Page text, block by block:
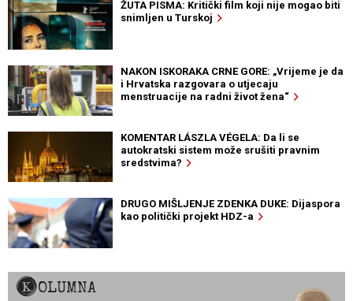
ŽUTA PISMA: Kritički film koji nije mogao biti
snimljen u Turskoj
NAKON ISKORAKA CRNE GORE: „Vrijeme je da
i Hrvatska razgovara o utjecaju
menstruacije na radni život žena“
KOMENTAR LÁSZLA VÉGELA: Da li se
autokratski sistem može srušiti pravnim
sredstvima?
DRUGO MIŠLJENJE ZDENKA DUKE: Dijaspora
kao politički projekt HDZ-a
KOLUMNA